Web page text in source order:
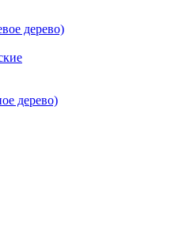
дерево)
дерево)